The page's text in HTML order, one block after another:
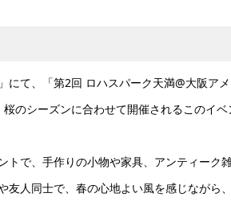
にて、「第2回 ロハスパーク天満@大阪ア
のシーズンに合わせて開催されるこのイベ
トで、手作りの小物や家具、アンティーク
友人同士で、春の心地よい風を感じながら